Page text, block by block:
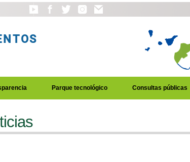
Parque tecnológico Consultas públicas